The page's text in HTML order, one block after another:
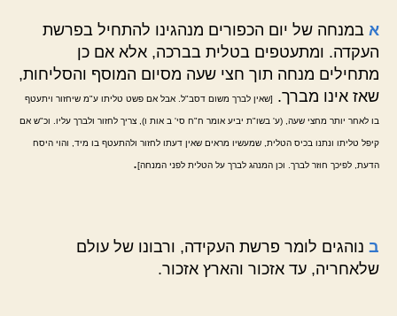
א במנחה של יום הכפורים מנהגינו להתחיל בפרשת
העקדה. ומתעטפים בטלית בברכה, אלא אם כן
מתחילים מנחה תוך חצי שעה מסיום המוסף והסליחות,
שאז אינו מברך.
[שאין לברך משום דסב"ל. אבל אם פשט טליתו ע"מ שיחזור ויתעטף
בו לאחר יותר מחצי שעה, (ע' בשו"ת יביע אומר ח"ח סי' ב אות ו), צריך לחזור ולברך עליו. וכ"ש אם
קיפל טליתו ונתנו בכיס הטלית, שמעשיו מראים שאין דעתו לחזור ולהתעטף בו מיד, והוי היסח
הדעת, לפיכך חוזר לברך. וכן המנהג לברך על הטלית לפני המנחה].
ב נוהגים לומר פרשת העקידה, ורבונו של עולם
שלאחריה, עד אזכור והארץ אזכור.